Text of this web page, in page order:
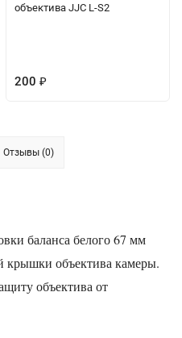
объектива JJC L-S2
200 ₽
Отзывы (0)
баланса белого 67 мм
крышки объектива камеры.
объектива от